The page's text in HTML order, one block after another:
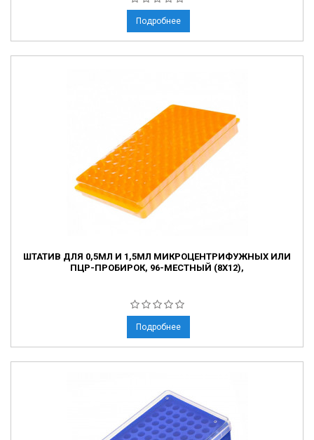
Подробнее
ШТАТИВ ДЛЯ 0,5МЛ И 1,5МЛ МИКРОЦЕНТРИФУЖНЫХ ИЛИ
ПЦР-ПРОБИРОК, 96-МЕСТНЫЙ (8Х12),
Подробнее